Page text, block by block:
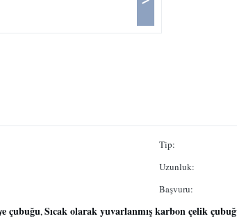
Tip:
Uzunluk:
Başvuru:
çubuğu,Sıcak olarak yuvarlanmış karbon çelik